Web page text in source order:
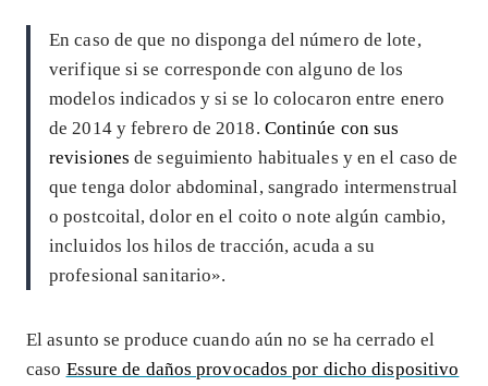
En caso de que no disponga del número de lote,
verifique si se corresponde con alguno de los
modelos indicados y si se lo colocaron entre enero
de 2014 y febrero de 2018. Continúe con sus
revisiones de seguimiento habituales y en el caso de
que tenga dolor abdominal, sangrado intermenstrual
o postcoital, dolor en el coito o note algún cambio,
incluidos los hilos de tracción, acuda a su
profesional sanitario».
El asunto se produce cuando aún no se ha cerrado el
caso Essure de daños provocados por dicho dispositivo